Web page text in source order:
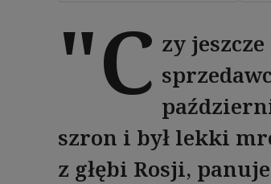
"C zy
szron i był lekki
z głębi Rosji,